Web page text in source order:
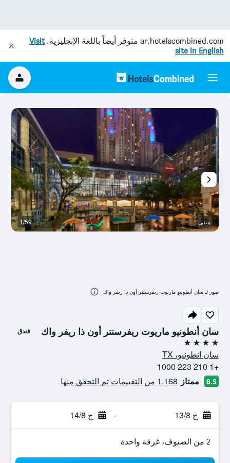
ar.hotelscombined.com متوفر أيضاً باللغة الإنجليزية.Visit
site in English
سان أنطونيو ماريوت ريفرسنتر أون ذا ريفر واك فندق
4 نجوم
سان انطونيو، TX
+1 210 223 1000
8.5 ممتاز 1,168 من التقييمات تم التحقق منها
خ 13/8 - ج 14/8
2 من الضيوف، غرفة واحدة
مبنى 1/59
صور لـ سان أنطونيو ماريوت ريفرسنتر أون ذا ريفر واك